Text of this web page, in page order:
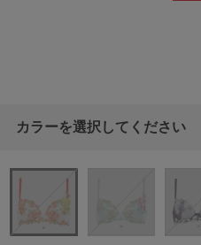
カラーを選択してください